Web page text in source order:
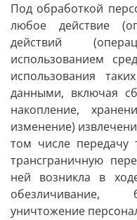
Под обработкой
любое действие
действий
использованием
использования
данными, включая
накопление,
изменение)
том числе передачу
трансграничную
ней возникла в
обезличивание,
уничтожение